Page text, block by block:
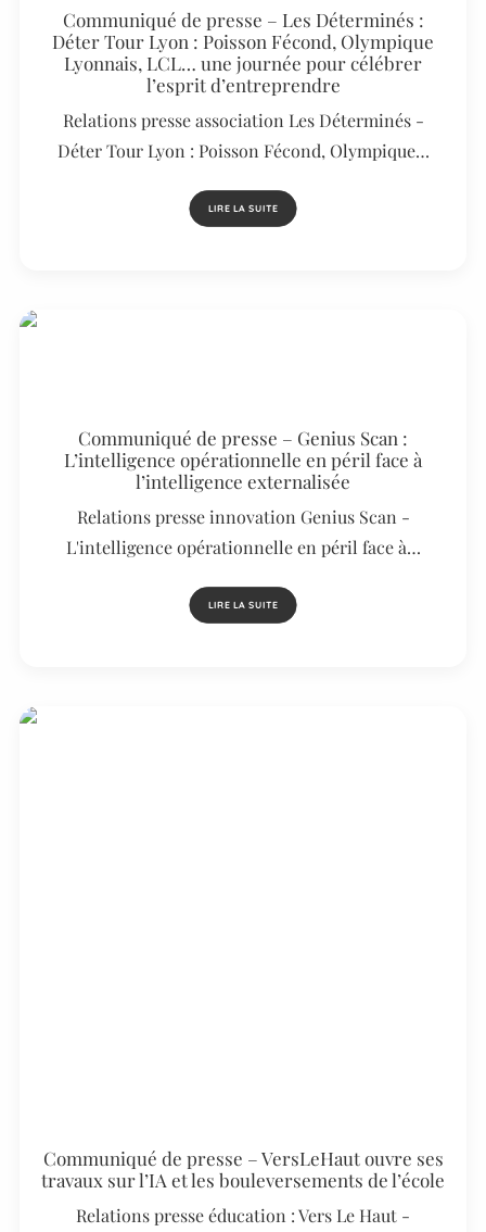
Communiqué de presse – Les Déterminés :
Déter Tour Lyon : Poisson Fécond, Olympique
Lyonnais, LCL… une journée pour célébrer
l’esprit d’entreprendre
Relations presse association Les Déterminés -
Déter Tour Lyon : Poisson Fécond, Olympique…
LIRE LA SUITE
Communiqué de presse – Genius Scan :
L’intelligence opérationnelle en péril face à
l’intelligence externalisée
Relations presse innovation Genius Scan -
L'intelligence opérationnelle en péril face à…
LIRE LA SUITE
Communiqué de presse – VersLeHaut ouvre ses
travaux sur l’IA et les bouleversements de l’école
Relations presse éducation : Vers Le Haut -